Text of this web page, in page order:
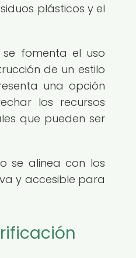
plásticos y el
fomenta el uso
de un estilo
una opción
los recursos
que pueden ser
se alinea con los
y accesible para